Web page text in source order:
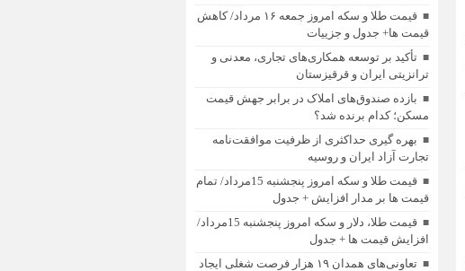
قیمت طلا و سکه امروز جمعه ۱۶ مرداد/ کاهش
قیمت ها+ جدول و جزییات
تأکید بر توسعه همکاری‌های تجاری، معدنی و
ترانزیتی ایران و قرقیزستان
بازده صندوق‌های املاک در برابر جهش قیمت
مسکن؛ کدام برنده شد؟
بهره گیری حداکثری از ظرفیت موافقت‌نامه
تجارت آزاد ایران و روسیه
قیمت طلا و سکه امروز پنجشنبه 15مرداد/ تمام
قیمت ها بر مدار افزایش + جدول
قیمت طلا، دلار و سکه امروز پنجشنبه 15مرداد/
افزایش قیمت ها + جدول
تعاونی‌های همدان ۱۹ هزار فرصت شغلی ایجاد